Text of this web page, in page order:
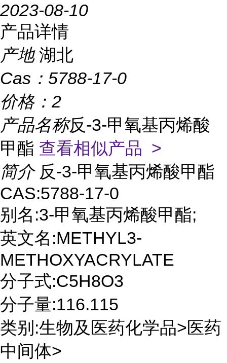
2023-08-10
产品详情
产地 湖北
Cas： 5788-17-0
价格： 2
产品名称反-3-甲氧基丙烯酸
甲酯 查看相似产品 >
简介 反-3-甲氧基丙烯酸甲酯
CAS:5788-17-0
别名:3-甲氧基丙烯酸甲酯;
英文名:METHYL3-
METHOXYACRYLATE
分子式:C5H8O3
分子量:116.115
类别:生物及医药化学品>医药
中间体>